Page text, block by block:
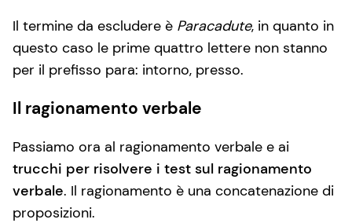
Il termine da escludere è Paracadute, in quanto in
questo caso le prime quattro lettere non stanno
per il prefisso para: intorno, presso.
Il ragionamento verbale
Passiamo ora al ragionamento verbale e ai
trucchi per risolvere i test sul ragionamento
verbale. Il ragionamento è una concatenazione di
proposizioni.